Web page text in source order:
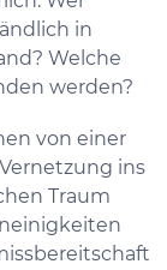
in
Welche
werden?
von einer
ins
Traum